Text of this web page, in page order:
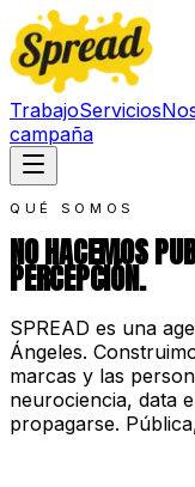
TrabajoServicios
campaña
QUÉ SOMOS
NO HACEMOS
PERCEPCIÓN.
SPREAD es una
Ángeles.
marcas y las
neurociencia, data
propagarse.